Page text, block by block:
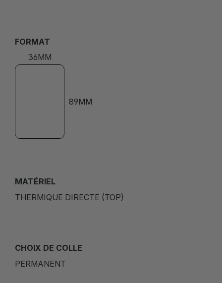
FORMAT
36MM
89MM
MATÉRIEL
THERMIQUE DIRECTE (TOP)
CHOIX DE COLLE
PERMANENT